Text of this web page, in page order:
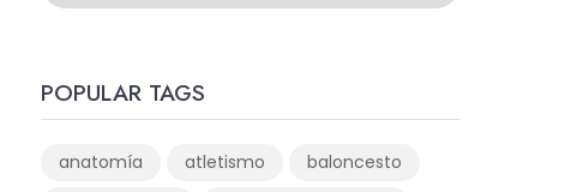
POPULAR TAGS
anatomía atletismo
baloncesto